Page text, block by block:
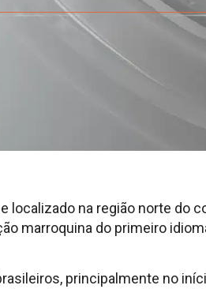
localizado na região norte do
marroquina do primeiro
principalmente no